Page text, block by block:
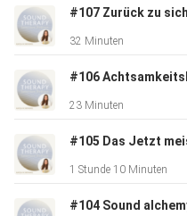
von den Anfängen der
entwickelte, um
32 Minuten
23 Minuten
1 Stunde 10 Minuten